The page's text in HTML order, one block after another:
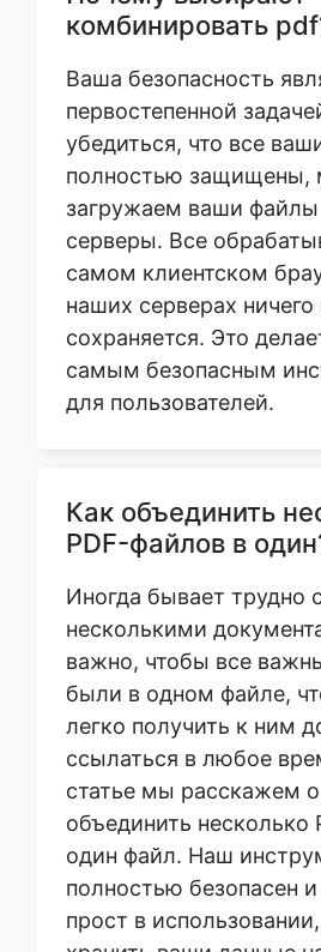
комбинировать
Ваша безопасность
первостепенной
убедиться, что все
полностью защищены,
загружаем ваши файлы
серверы. Все
самом клиентском
наших серверах ничего
сохраняется. Это
самым безопасным
Как объединить
PDF-файлов в
Иногда бывает трудно
несколькими
важно, чтобы все
были в одном файле,
легко получить к ним
ссылаться в любое
статье мы расскажем о
объединить несколько
один файл. Наш
полностью безопасен и
прост в
хранить ваши данные